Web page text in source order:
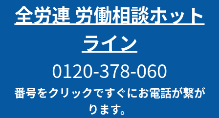
全労連 労働相談ホット
ライン
0120-378-060
番号をクリックですぐにお電話が繋が
ります。